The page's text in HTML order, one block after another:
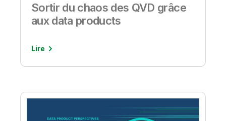
Sortir du chaos des QVD grâce
aux data products
Lire